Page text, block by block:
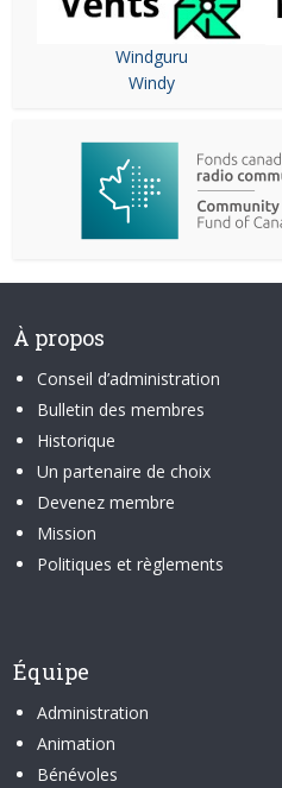
Windguru
Windy
À propos
Conseil d’administration
Bulletin des membres
Historique
Un partenaire de choix
Devenez membre
Mission
Politiques et règlements
Équipe
Administration
Animation
Bénévoles